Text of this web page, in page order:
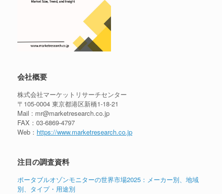
会社概要
株式会社マーケットリサーチセンター
〒105-0004 東京都港区新橋1-18-21
Mail : mr@marketresearch.co.jp
FAX：03-6869-4797
Web： https://www.marketresearch.co.jp
注目の調査資料
ポータブルオゾンモニターの世界市場2025：メーカー別、地域
別、タイプ・用途別